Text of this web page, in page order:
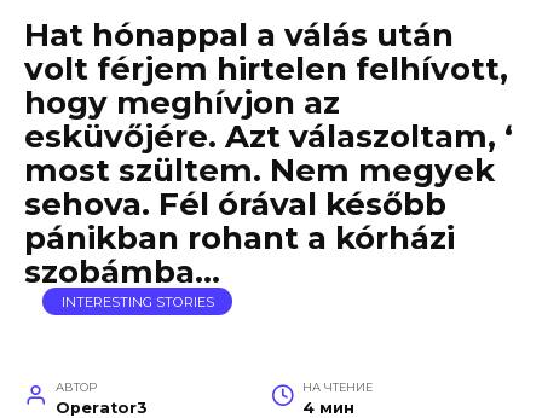
Hat hónappal a válás után
volt férjem hirtelen felhívott,
hogy meghívjon az
esküvőjére. Azt válaszoltam, ‘
most szültem. Nem megyek
sehova. Fél órával később
pánikban rohant a kórházi
szobámba…
INTERESTING STORIES
АВТОР
Operator3
НА ЧТЕНИЕ
4 мин